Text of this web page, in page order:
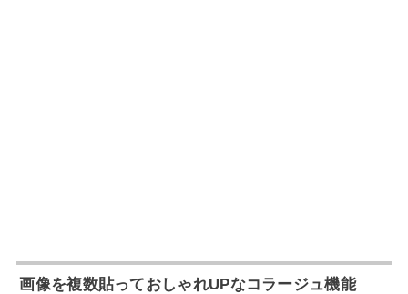
画像を複数貼っておしゃれUPなコラージュ機能